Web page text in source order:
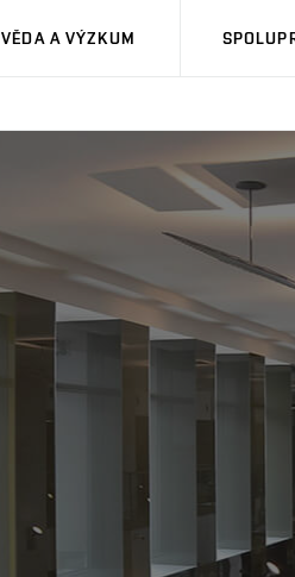
VĚDA A VÝZKUM